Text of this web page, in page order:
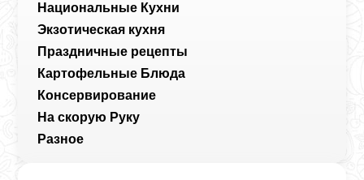
Национальные Кухни
Экзотическая кухня
Праздничные рецепты
Картофельные Блюда
Консервирование
На скорую Руку
Разное